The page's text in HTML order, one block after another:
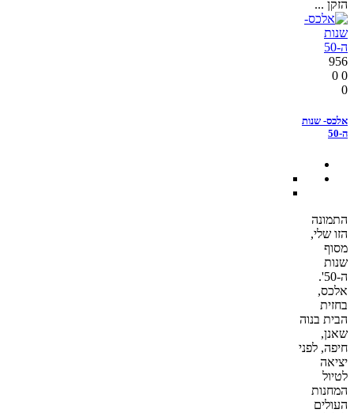
הזקן ...
956
0
0
0
אלכס- שנות
ה-50
התמונה
הזו שלי,
מסוף
שנות
ה-50'.
אלכס,
בחזית
הבית בנוה
שאנן,
חיפה, לפני
יציאה
לטיול
המחנות
העולים